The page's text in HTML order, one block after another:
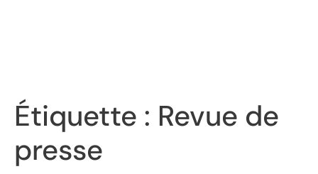
Étiquette : Revue de
presse